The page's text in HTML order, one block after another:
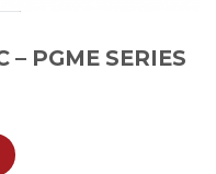
– PGME SERIES